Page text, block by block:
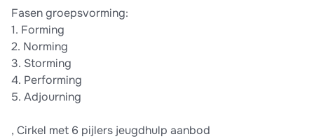
Fasen groepsvorming:
1.⁠ ⁠Forming
2.⁠ ⁠Norming
3.⁠ ⁠Storming
4.⁠ ⁠Performing
5.⁠ ⁠Adjourning
, Cirkel met 6 pijlers jeugdhulp aanbod